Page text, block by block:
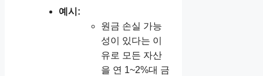
예시:
원금 손실 가능
성이 있다는 이
유로 모든 자산
을 연 1~2%대 금